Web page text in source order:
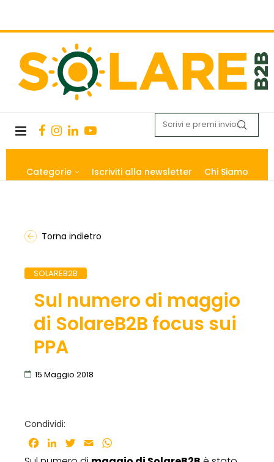
Categorie Iscriviti alla newsletter Chi Siamo
Torna indietro
SOLAREB2B
Sul numero di maggio
di SolareB2B focus sui
PPA
15 Maggio 2018
Condividi:
Facebook
LinkedInTwitter
Email